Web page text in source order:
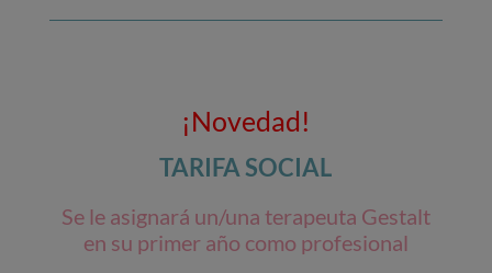
¡Novedad!
TARIFA SOCIAL
Se le asignará un/una terapeuta Gestalt
en su primer año como profesional